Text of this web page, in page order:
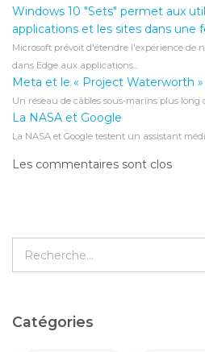
Windows 10 "Sets" permet aux
applications et les sites dans une
Microsoft prévoit d'étendre l'expérience de
dans Edge aux applications...
Meta et le « Project Waterworth »
Un réseau de câbles sous-marins plus long
La NASA et Google
La NASA et Google testent un assistant
Les commentaires sont clos
Catégories